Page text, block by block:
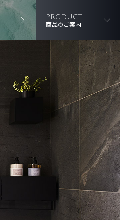
PRODUCT
商品のご案内